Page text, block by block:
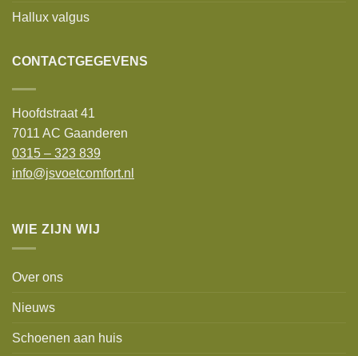
Hallux valgus
CONTACTGEGEVENS
Hoofdstraat 41
7011 AC Gaanderen
0315 – 323 839
info@jsvoetcomfort.nl
WIE ZIJN WIJ
Over ons
Nieuws
Schoenen aan huis